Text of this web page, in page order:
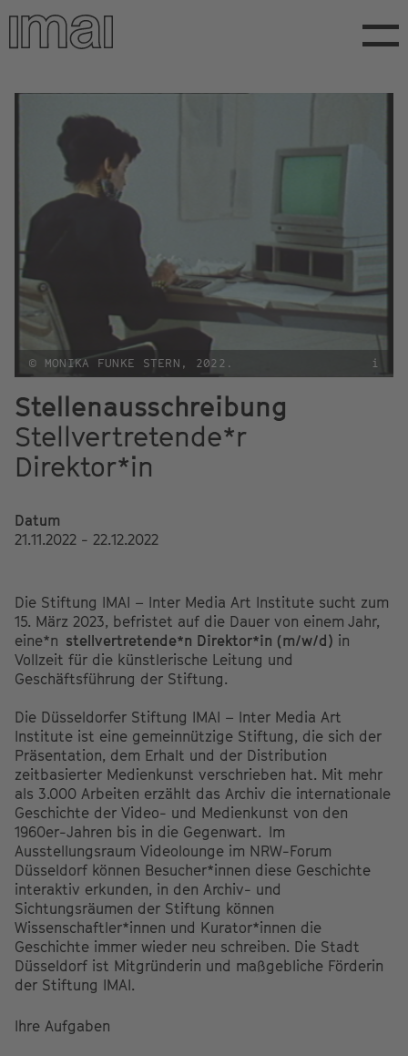
Direkt
zum
Inhalt
© MONIKA FUNKE STERN, 2022. i
Stellenausschreibung
Stellvertretende*r
Direktor*in
Datum
21.11.2022 - 22.12.2022
Die Stiftung IMAI – Inter Media Art Institute sucht zum
15. März 2023, befristet auf die Dauer von einem Jahr,
eine*n stellvertretende*n Direktor*in (m/w/d) in
Vollzeit für die künstlerische Leitung und
Geschäftsführung der Stiftung.
Die Düsseldorfer Stiftung IMAI – Inter Media Art
Institute ist eine gemeinnützige Stiftung, die sich der
Präsentation, dem Erhalt und der Distribution
zeitbasierter Medienkunst verschrieben hat. Mit mehr
als 3.000 Arbeiten erzählt das Archiv die internationale
Geschichte der Video- und Medienkunst von den
1960er-Jahren bis in die Gegenwart. Im
Ausstellungsraum Videolounge im NRW-Forum
Düsseldorf können Besucher*innen diese Geschichte
interaktiv erkunden, in den Archiv- und
Sichtungsräumen der Stiftung können
Wissenschaftler*innen und Kurator*innen die
Geschichte immer wieder neu schreiben. Die Stadt
Düsseldorf ist Mitgründerin und maßgebliche Förderin
der Stiftung IMAI.
Ihre Aufgaben